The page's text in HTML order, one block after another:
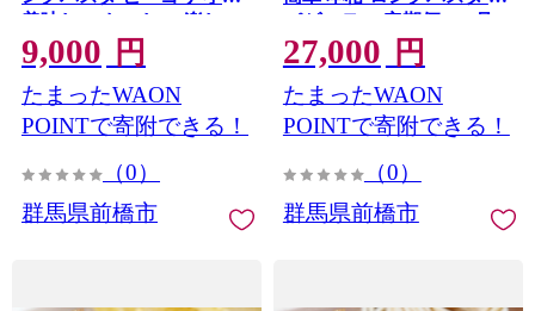
美味しい おいしい 楽しい
おうちごはん 簡単ご飯 コ
ナリエ 群馬県 前橋市
9,000 円
たまったWAON
POINTで寄附できる！
（0）
群馬県前橋市
パゲッティ 定期便 3ヶ月
連続 小麦 美味しい おいし
い 楽しい おうちごはん 簡
単ご飯 コナリエ 群馬県 前
橋市
27,000 円
たまったWAON
POINTで寄附できる！
（0）
群馬県前橋市